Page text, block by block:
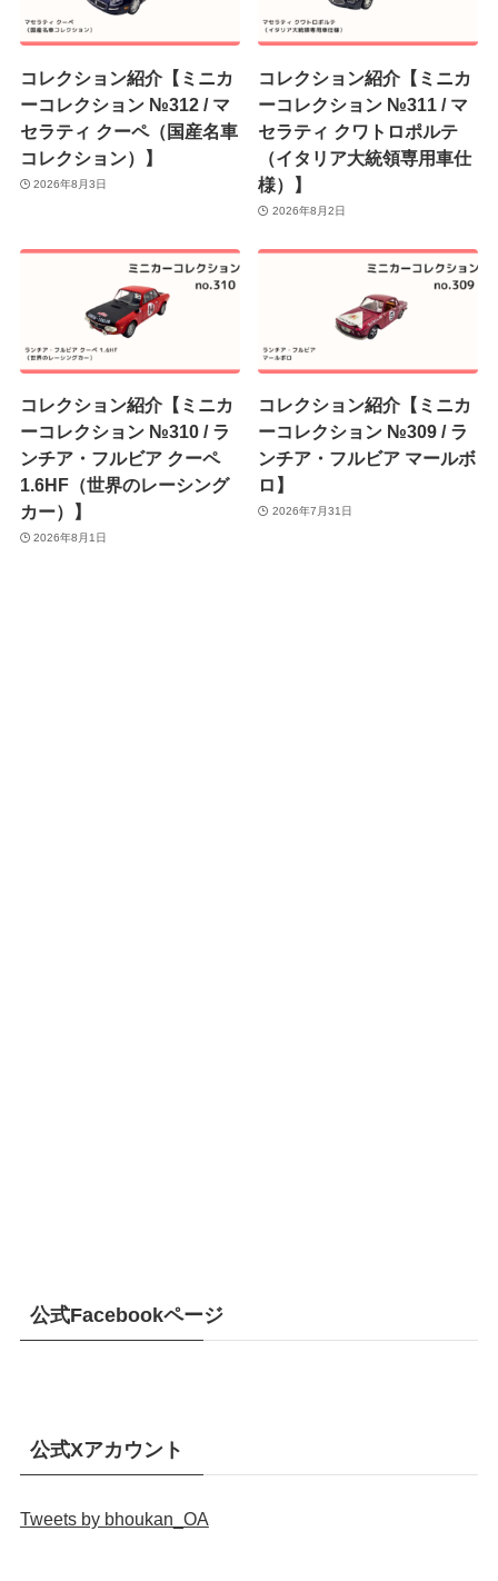
コレクション紹介【ミニカ
ーコレクション №312 / マ
セラティ クーペ（国産名車
コレクション）】
2026年8月3日
コレクション紹介【ミニカ
ーコレクション №311 / マ
セラティ クワトロポルテ
（イタリア大統領専用車仕
様）】
2026年8月2日
コレクション紹介【ミニカ
ーコレクション №310 / ラ
ンチア・フルビア クーペ
1.6HF（世界のレーシング
カー）】
2026年8月1日
コレクション紹介【ミニカ
ーコレクション №309 / ラ
ンチア・フルビア マールボ
ロ】
2026年7月31日
公式Facebookページ
公式Xアカウント
Tweets by bhoukan_OA